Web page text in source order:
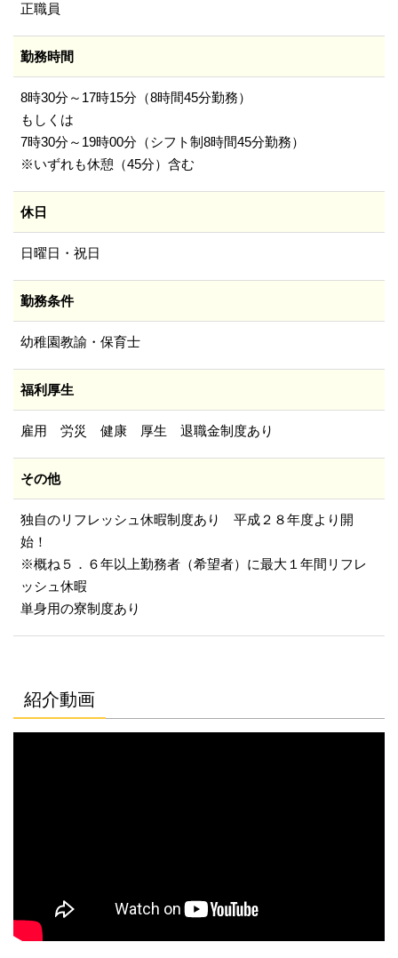
正職員
勤務時間
8時30分～17時15分（8時間45分勤務）
もしくは
7時30分～19時00分（シフト制8時間45分勤務）
※いずれも休憩（45分）含む
休日
日曜日・祝日
勤務条件
幼稚園教諭・保育士
福利厚生
雇用 労災 健康 厚生 退職金制度あり
その他
独自のリフレッシュ休暇制度あり 平成２８年度より開
始！
※概ね５．６年以上勤務者（希望者）に最大１年間リフレ
ッシュ休暇
単身用の寮制度あり
紹介動画